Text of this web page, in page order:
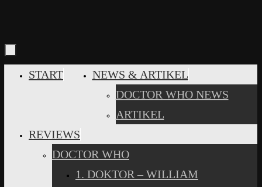
INHALT
START
NEWS & ARTIKEL
DOCTOR WHO NEWS
ARTIKEL
REVIEWS
DOCTOR WHO
1. DOKTOR – WILLIAM